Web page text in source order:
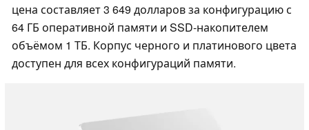
цена составляет 3 649 долларов за конфигурацию с
64 ГБ оперативной памяти и SSD-накопителем
объёмом 1 ТБ. Корпус черного и платинового цвета
доступен для всех конфигураций памяти.